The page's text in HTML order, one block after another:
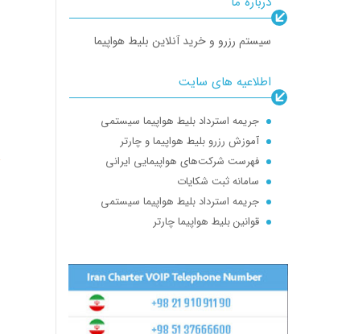
سیستم رزرو و خرید آنلاین بلیط هواپیما
اطلاعیه های سایت
جریمه استرداد بلیط هواپیما سیستمی
آموزش رزرو بلیط هواپیما و چارتر
فهرست شرکت‌های هواپیمایی ایرانی
سامانه ثبت شکایات
جریمه استرداد بلیط هواپیما سیستمی
قوانین بلیط هواپیما چارتر